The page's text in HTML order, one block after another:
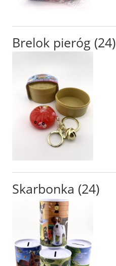
Brelok pieróg (24)
Skarbonka (24)